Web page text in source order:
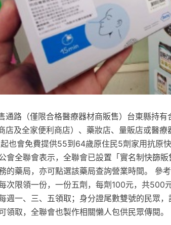
通路（僅限合格醫療器材商販售）台東縣持
店及全家便利商店）、藥妝店、量販店或醫
起也會免費提供55到64歲原住民5劑家用抗原
會全聯會表示，全聯會已設置「實名制快篩
的藥局，亦可點選該藥局查詢營業時間。 參
次限領一份，一份五劑，每劑100元，共500
週一、三、五領取；身分證尾數雙號的民眾
領取，全聯會也製作相關懶人包供民眾傳閱。